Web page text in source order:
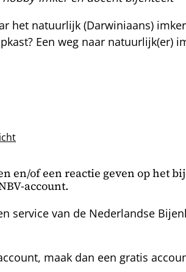
het natuurlijk (Darwiniaans)
Een weg naar
en/of een reactie geven op het
account.
service van de Nederlandse
maak dan een gratis